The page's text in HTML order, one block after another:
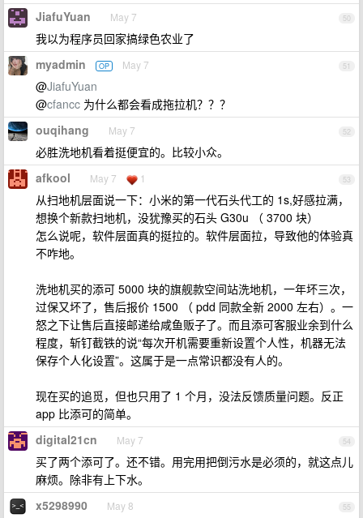
50
JiafuYuan May 7
我以为程序员回家搞绿色农业了
51
myadmin OP May 7
@JiafuYuan
@cfancc 为什么都会看成拖拉机？？？
52
ouqihang May 7
必胜洗地机看着挺便宜的。比较小众。
53
afkool May 7 1
从扫地机层面说一下：小米的第一代石头代工的 1s,好感拉满，
想换个新款扫地机，没犹豫买的石头 G30u （ 3700 块）
怎么说呢，软件层面真的挺拉的。软件层面拉，导致他的体验真
不咋地。
洗地机买的添可 5000 块的旗舰款空间站洗地机，一年坏三次，
过保又坏了，售后报价 1500 （ pdd 同款全新 2000 左右）。一
怒之下让售后直接邮递给咸鱼贩子了。而且添可客服业余到什么
程度，斩钉截铁的说“每次开机需要重新设置个人性，机器无法
保存个人化设置”。这属于是一点常识都没有人的。
现在买的追觅，但也只用了 1 个月，没法反馈质量问题。反正
app 比添可的简单。
54
digital21cn May 7
买了两个添可了。还不错。用完用把倒污水是必须的，就这点儿
麻烦。除非有上下水。
55
x5298990 May 8